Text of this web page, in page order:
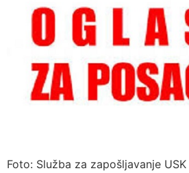
Foto: Služba za zapošljavanje USK